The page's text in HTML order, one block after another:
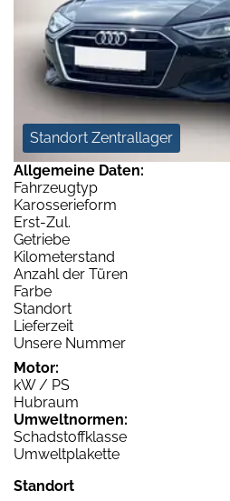
Standort Zentrallager
Allgemeine Daten:
Fahrzeugtyp
Karosserieform
Erst-Zul.
Getriebe
Kilometerstand
Anzahl der Türen
Farbe
Standort
Lieferzeit
Unsere Nummer
Motor:
kW / PS
Hubraum
Umweltnormen:
Schadstoffklasse
Umweltplakette
Standort